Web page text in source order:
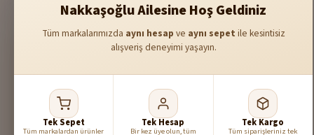
Nakkaşoğlu Ailesine Hoş Geldiniz
Tüm markalarımızda aynı hesap ve aynı sepet ile kesintisiz
alışveriş deneyimi yaşayın.
Tek Sepet
Tüm markalardan ürünler
Tek Hesap
Bir kez üye olun, tüm
Tek Kargo
Tüm siparişleriniz tek
ürün listeleniyor